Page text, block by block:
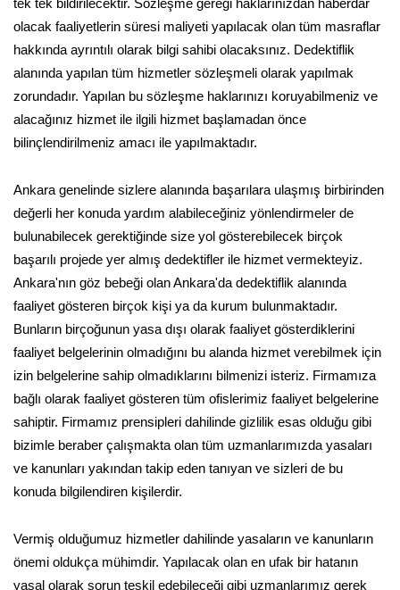
tek tek bildirilecektir. Sözleşme gereği haklarınızdan haberdar
olacak faaliyetlerin süresi maliyeti yapılacak olan tüm masraflar
hakkında ayrıntılı olarak bilgi sahibi olacaksınız. Dedektiflik
alanında yapılan tüm hizmetler sözleşmeli olarak yapılmak
zorundadır. Yapılan bu sözleşme haklarınızı koruyabilmeniz ve
alacağınız hizmet ile ilgili hizmet başlamadan önce
bilinçlendirilmeniz amacı ile yapılmaktadır.
Ankara genelinde sizlere alanında başarılara ulaşmış birbirinden
değerli her konuda yardım alabileceğiniz yönlendirmeler de
bulunabilecek gerektiğinde size yol gösterebilecek birçok
başarılı projede yer almış dedektifler ile hizmet vermekteyiz.
Ankara'nın göz bebeği olan Ankara'da dedektiflik alanında
faaliyet gösteren birçok kişi ya da kurum bulunmaktadır.
Bunların birçoğunun yasa dışı olarak faaliyet gösterdiklerini
faaliyet belgelerinin olmadığını bu alanda hizmet verebilmek için
izin belgelerine sahip olmadıklarını bilmenizi isteriz. Firmamıza
bağlı olarak faaliyet gösteren tüm ofislerimiz faaliyet belgelerine
sahiptir. Firmamız prensipleri dahilinde gizlilik esas olduğu gibi
bizimle beraber çalışmakta olan tüm uzmanlarımızda yasaları
ve kanunları yakından takip eden tanıyan ve sizleri de bu
konuda bilgilendiren kişilerdir.
Vermiş olduğumuz hizmetler dahilinde yasaların ve kanunların
önemi oldukça mühimdir. Yapılacak olan en ufak bir hatanın
yasal olarak sorun teşkil edebileceği gibi uzmanlarımız gerek